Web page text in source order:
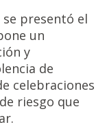
presentó el
un
y
de
celebraciones
riesgo que